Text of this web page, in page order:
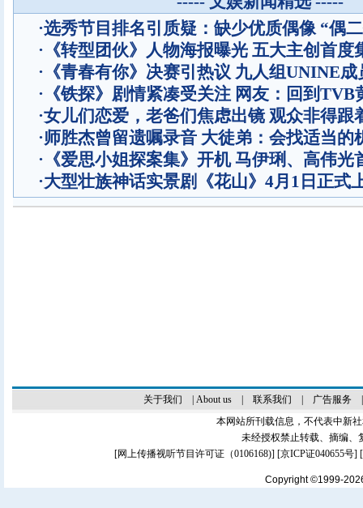
·选秀节目排名引质疑：缺少优质偶像 “偶
· 《转型团伙》人物海报曝光 五大主创首度
· 《青春有你》决赛引热议 九人组UNINE成
· 《铁探》剧情紧凑受关注 网友：回到TVB
·女儿们恋爱，老爸们焦虑出镜 观众非得跟
·师胜杰曾留遗嘱录音 大徒弟：会找适当的
· 《爱思小姐探案集》开机 马伊琍、高伟光
·大型壮族神话实景剧《花山》4月1日正式
关于我们 About us| 联系我们 广告服务
本网站所刊载信息，不代表中新
未经授权禁止转载、摘编、
[网上传播视听节目许可证（0106168)] [京ICP证040655号]
Copyright ©1999-